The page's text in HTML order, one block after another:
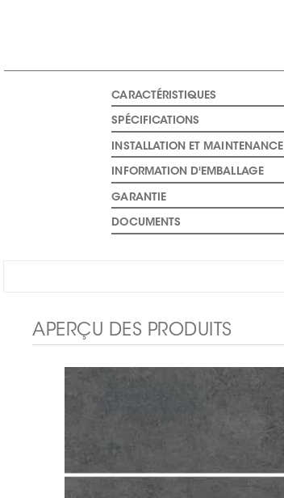
CARACTÉRISTIQUES
SPÉCIFICATIONS
INSTALLATION ET MAINTENANCE
INFORMATION D'EMBALLAGE
GARANTIE
DOCUMENTS
APERÇU DES PRODUITS